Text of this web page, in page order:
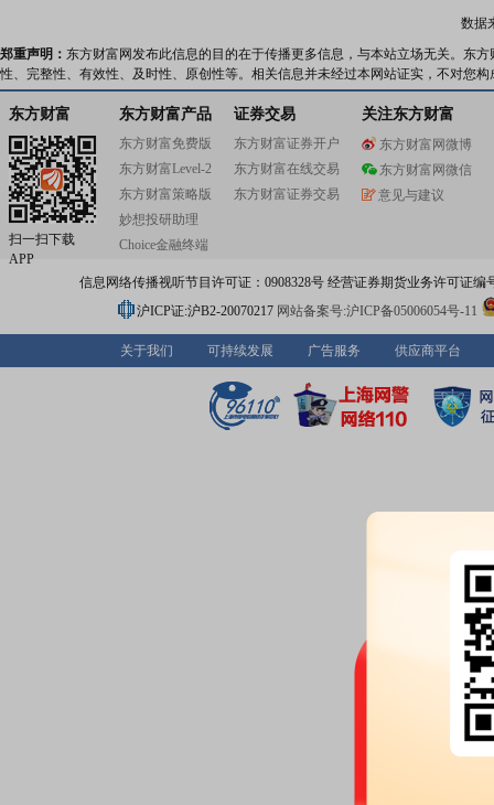
2026-07-15
2026年07月15日因“非
离值累计达到20%的证券”披露龙
公告：2026年07月15日发布《
公告： 2026年07月08日发布 《
2026-07-07
2026年07月03日发布《
2026年07月02日因
数据
郑重声明： 东方财富网发布此信息的目的在于传播更多信息，与本站立场无关。东
性、完整性、有效性、及时性、原创性等。相关信息并未经过本网站证实，不对您
东方财富
扫一扫下载
APP
东方财富产品
东方财富免费版
东方财富Level-2
东方财富策略版
妙想投研助理
Choice金融终端
证券交易
东方财富证券开户
东方财富在线交易
东方财富证券交易
关注东方财富
东方财富网微博
东方财富网微信
意见与建议
信息网络传播视听节目许可证：0908328号 经营证券期货业务许可证编
沪ICP证:沪B2-20070217 网站备案号:沪ICP备05006054号-11
关于我们 可持续发展 广告服务 供应商平台